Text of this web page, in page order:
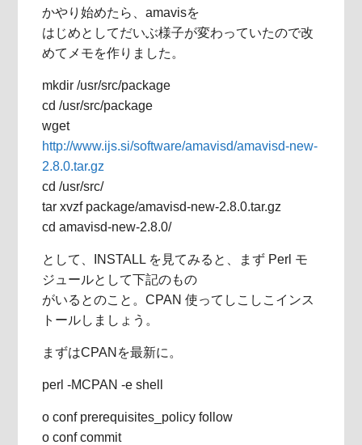
かやり始めたら、amavisを
はじめとしてだいぶ様子が変わっていたので改
めてメモを作りました。
mkdir /usr/src/package
cd /usr/src/package
wget
http://www.ijs.si/software/amavisd/amavisd-new-
2.8.0.tar.gz
cd /usr/src/
tar xvzf package/amavisd-new-2.8.0.tar.gz
cd amavisd-new-2.8.0/
として、INSTALL を見てみると、まず Perl モ
ジュールとして下記のもの
がいるとのこと。CPAN 使ってしこしこインス
トールしましょう。
まずはCPANを最新に。
perl -MCPAN -e shell
o conf prerequisites_policy follow
o conf commit